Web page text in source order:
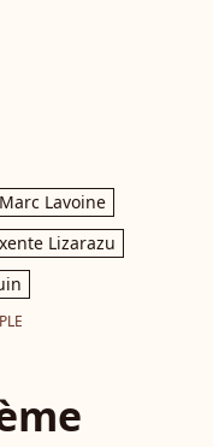
Marc Lavoine
Lizarazu